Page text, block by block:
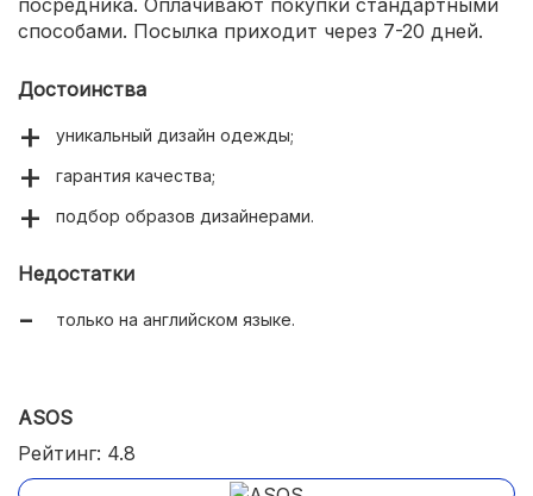
посредника. Оплачивают покупки стандартными
способами. Посылка приходит через 7-20 дней.
Достоинства
уникальный дизайн одежды;
гарантия качества;
подбор образов дизайнерами.
Недостатки
только на английском языке.
ASOS
Рейтинг: 4.8